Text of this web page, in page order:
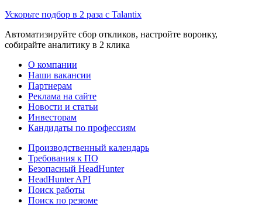
Ускорьте подбор в 2 раза с Talantix
Автоматизируйте сбор откликов, настройте воронку,
собирайте аналитику в 2 клика
О компании
Наши вакансии
Партнерам
Реклама на сайте
Новости и статьи
Инвесторам
Кандидаты по профессиям
Производственный календарь
Требования к ПО
Безопасный HeadHunter
HeadHunter API
Поиск работы
Поиск по резюме